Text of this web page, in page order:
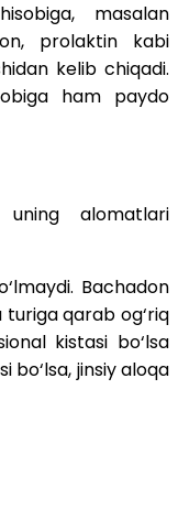
masalan
prolaktin kabi
kelib chiqadi.
ham paydo
uning alomatlari
Bachadon
turiga qarab og‘riq
kistasi bo‘lsa
bo‘lsa, jinsiy aloqa